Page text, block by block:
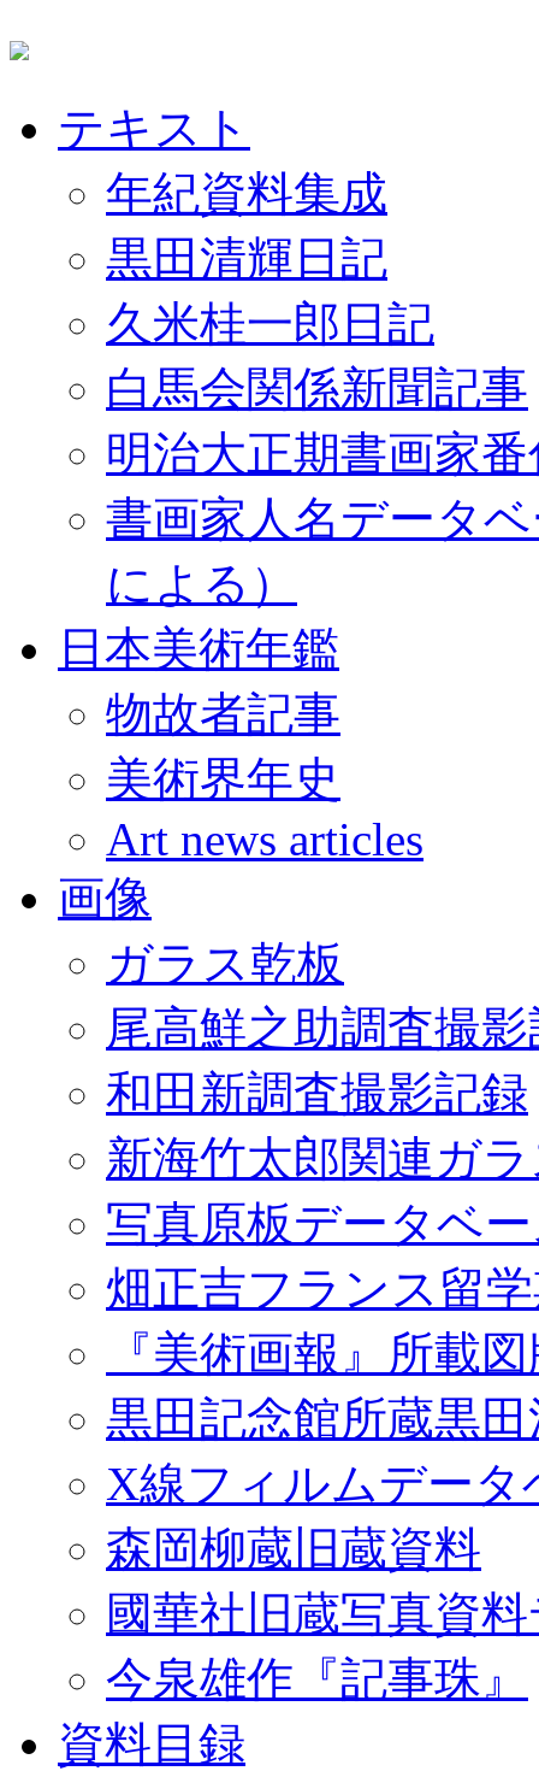
テキスト
年紀資料集成
黒田清輝日記
久米桂一郎日記
白馬会関係新聞記事
明治大正期書画家
書画家人名データ
による）
日本美術年鑑
物故者記事
美術界年史
Art news articles
画像
ガラス乾板
尾高鮮之助調査撮
和田新調査撮影記録
新海竹太郎関連ガ
写真原板データベ
畑正吉フランス留
『美術画報』所載
黒田記念館所蔵黒
X線フィルムデータ
森岡柳蔵旧蔵資料
國華社旧蔵写真資
今泉雄作『記事珠』
資料目録